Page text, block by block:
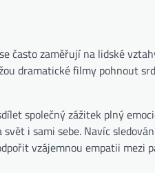
často zaměřují na lidské
dramatické filmy pohnout
společný zážitek plný
i sami sebe. Navíc
vzájemnou empatii mezi